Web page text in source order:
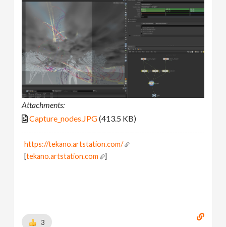
Attachments:
Capture_nodes.JPG(413.5 KB)
https://tekano.artstation.com/
[tekano.artstation.com ]
3